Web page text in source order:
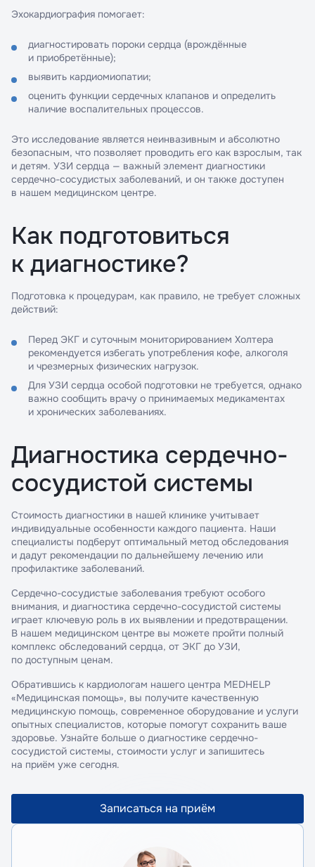
Эхокардиография помогает:
диагностировать пороки сердца (врождённые
и приобретённые);
выявить кардиомиопатии;
оценить функции сердечных клапанов и определить
наличие воспалительных процессов.
Это исследование является неинвазивным и абсолютно
безопасным, что позволяет проводить его как взрослым, так
и детям. УЗИ сердца — важный элемент диагностики
сердечно-сосудистых заболеваний, и он также доступен
в нашем медицинском центре.
Как подготовиться
к диагностике?
Подготовка к процедурам, как правило, не требует сложных
действий:
Перед ЭКГ и суточным мониторированием Холтера
рекомендуется избегать употребления кофе, алкоголя
и чрезмерных физических нагрузок.
Для УЗИ сердца особой подготовки не требуется, однако
важно сообщить врачу о принимаемых медикаментах
и хронических заболеваниях.
Диагностика сердечно-
сосудистой системы
Стоимость диагностики в нашей клинике учитывает
индивидуальные особенности каждого пациента. Наши
специалисты подберут оптимальный метод обследования
и дадут рекомендации по дальнейшему лечению или
профилактике заболеваний.
Сердечно-сосудистые заболевания требуют особого
внимания, и диагностика сердечно-сосудистой системы
играет ключевую роль в их выявлении и предотвращении.
В нашем медицинском центре вы можете пройти полный
комплекс обследований сердца, от ЭКГ до УЗИ,
по доступным ценам.
Обратившись к кардиологам нашего центра MEDHELP
«Медицинская помощь», вы получите качественную
медицинскую помощь, современное оборудование и услуги
опытных специалистов, которые помогут сохранить ваше
здоровье. Узнайте больше о диагностике сердечно-
сосудистой системы, стоимости услуг и запишитесь
на приём уже сегодня.
Записаться на приём